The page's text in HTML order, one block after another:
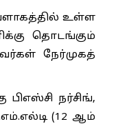
உள்ள
தொடங்கும்
நேர்முகத்
நர்சிங்,
(12 ஆம்